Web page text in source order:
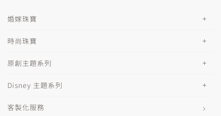
婚嫁珠寶
時尚珠寶
原創主題系列
Disney 主題系列
客製化服務